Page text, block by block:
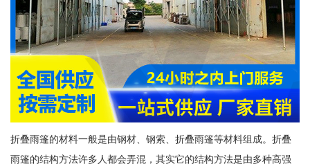
折叠雨篷的材料一般是由钢材、钢索、折叠雨篷等材料组成。折叠
雨篷的结构方法许多人都会弄混，其实它的结构方法是由多种高强